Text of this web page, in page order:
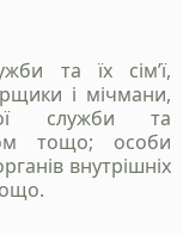
та їх сім’ї,
і мічмани,
служби та
тощо; особи
внутрішніх